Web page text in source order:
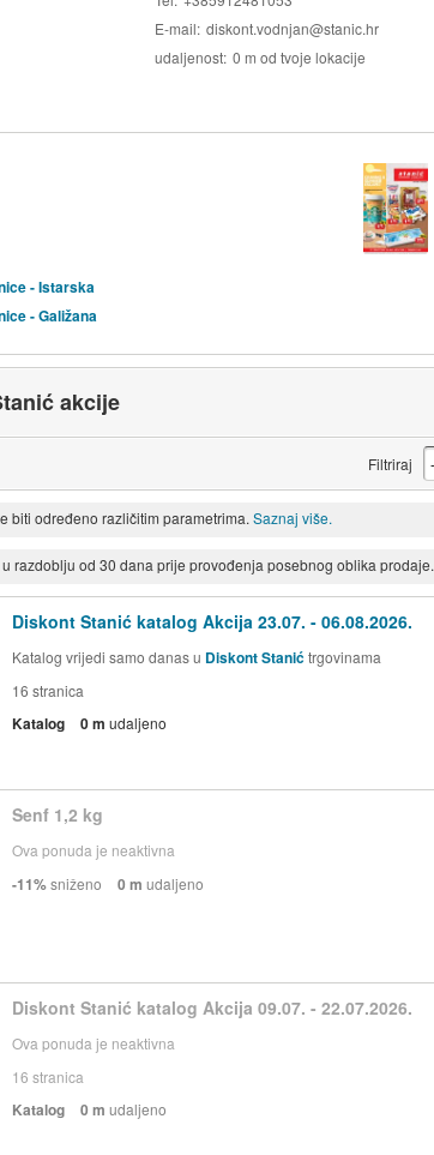
E-mail diskont.vodnjan@stanic.hr
udaljenost 0 m od tvoje lokacije
- Istarska
- Galižana
akcije
Filtriraj
biti određeno različitim parametrima. Saznaj više.
razdoblju od 30 dana prije provođenja posebnog oblika prodaje.
Diskont Stanić katalog Akcija 23.07. - 06.08.2026.
Katalog vrijedi samo danas u Diskont Stanićtrgovinama
16 stranica
Katalog 0 m udaljeno
Senf 1,2 kg
Ova ponuda je neaktivna
-11%sniženo 0 m udaljeno
Diskont Stanić katalog Akcija 09.07. - 22.07.2026.
Ova ponuda je neaktivna
16 stranica
Katalog 0 m udaljeno